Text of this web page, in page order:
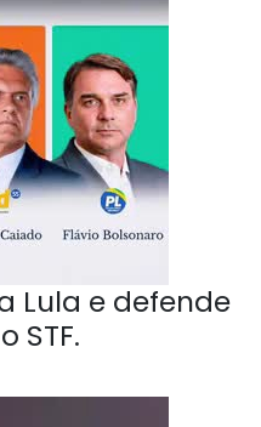
Lula e defende
STF.